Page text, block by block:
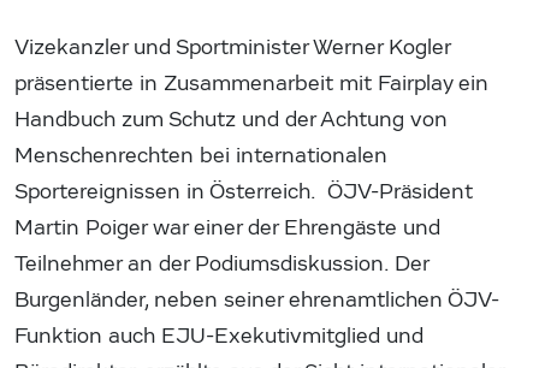
Vizekanzler und Sportminister Werner Kogler
präsentierte in Zusammenarbeit mit Fairplay ein
Handbuch zum Schutz und der Achtung von
Menschenrechten bei internationalen
Sportereignissen in Österreich. ÖJV-Präsident
Martin Poiger war einer der Ehrengäste und
Teilnehmer an der Podiumsdiskussion. Der
Burgenländer, neben seiner ehrenamtlichen ÖJV-
Funktion auch EJU-Exekutivmitglied und